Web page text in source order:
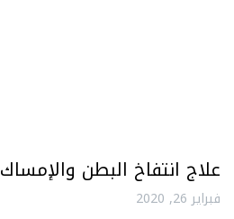
علاج انتفاخ البطن والإمساك
فبراير 26, 2020